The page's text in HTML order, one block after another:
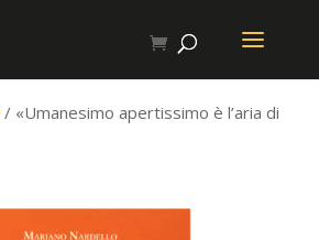
/ «Umanesimo apertissimo è l’aria di